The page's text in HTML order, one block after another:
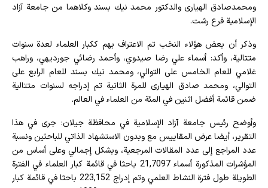
ومحمدصادق الهیاری والدكتور محمد نيك بسند وكلاهما من جامعة آزاد
الإسلامية فرع رشت.
وذكر أن بعض هؤلاء النخب تم الاعتراف بهم ككبار العلماء لعدة سنوات
متتالية، وأكد: أسماء علي رضا صيدوي، وأحمد رضائي جورديهي، وراهب
غلامي للعام الخامس على التوالي، ومحمد نيك بسند للعام الرابع على
التوالي، ومحمد صادق الهیاری للمرة الثانية تم إدراجه لسنوات متتالية
ضمن قائمة أفضل اثنين في المئة من العلماء في العالم.
وأوضح رئيس جامعة آزاد الإسلامية في محافظة جيلان: جرى في هذا
التقرير، أيضا عرض المقاييس مع وبدون الاستشهاد الذاتي للباحثين ونسبة
عدد المراجع إلى عدد المقالات المرجعية، وبشكل إجمالي وعلى أساس من
المؤشرات المذكورة أسماء 21,7097 باحثا في قائمة كبار العلماء في الفترة
الطويلة طول فترة النشاط العلمي وتم إدراج 223,152 باحثا في قائمة كبار